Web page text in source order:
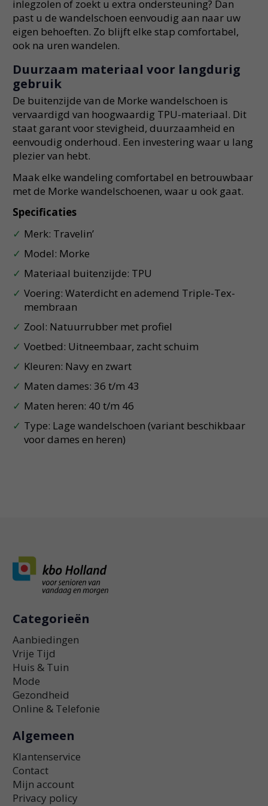
inlegzolen of zoekt u extra ondersteuning? Dan
past u de wandelschoen eenvoudig aan naar uw
eigen behoeften. Zo blijft elke stap comfortabel,
ook na uren wandelen.
Duurzaam materiaal voor langdurig
gebruik
De buitenzijde van de Morke wandelschoen is
vervaardigd van hoogwaardig TPU-materiaal. Dit
staat garant voor stevigheid, duurzaamheid en
eenvoudig onderhoud. Een investering waar u lang
plezier van hebt.
Maak elke wandeling comfortabel en betrouwbaar
met de Morke wandelschoenen, waar u ook gaat.
Specificaties
Merk: Travelin’
Model: Morke
Materiaal buitenzijde: TPU
Voering: Waterdicht en ademend Triple-Tex-
membraan
Zool: Natuurrubber met profiel
Voetbed: Uitneembaar, zacht schuim
Kleuren: Navy en zwart
Maten dames: 36 t/m 43
Maten heren: 40 t/m 46
Type: Lage wandelschoen (variant beschikbaar
voor dames en heren)
Categorieën
Aanbiedingen
Vrije Tijd
Huis & Tuin
Mode
Gezondheid
Online & Telefonie
Algemeen
Klantenservice
Contact
Mijn account
Privacy policy